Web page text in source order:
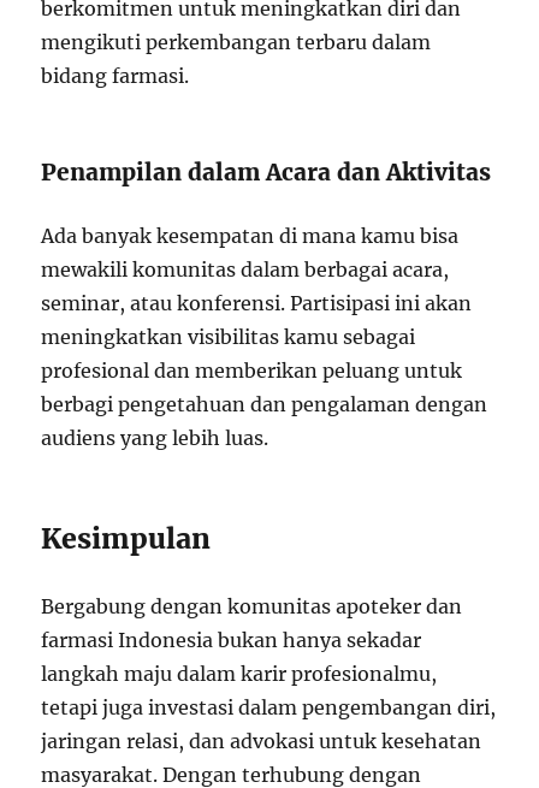
berkomitmen untuk meningkatkan diri dan
mengikuti perkembangan terbaru dalam
bidang farmasi.
Penampilan dalam Acara dan Aktivitas
Ada banyak kesempatan di mana kamu bisa
mewakili komunitas dalam berbagai acara,
seminar, atau konferensi. Partisipasi ini akan
meningkatkan visibilitas kamu sebagai
profesional dan memberikan peluang untuk
berbagi pengetahuan dan pengalaman dengan
audiens yang lebih luas.
Kesimpulan
Bergabung dengan komunitas apoteker dan
farmasi Indonesia bukan hanya sekadar
langkah maju dalam karir profesionalmu,
tetapi juga investasi dalam pengembangan diri,
jaringan relasi, dan advokasi untuk kesehatan
masyarakat. Dengan terhubung dengan